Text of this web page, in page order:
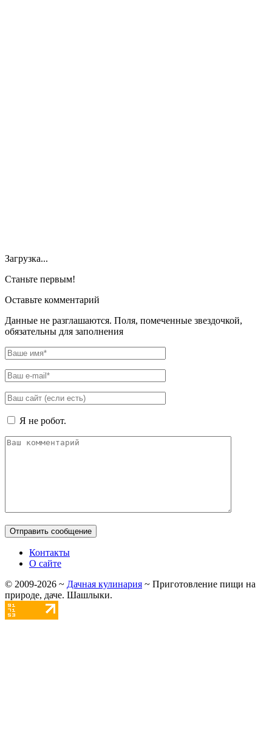
Загрузка...
Станьте первым!
Оставьте комментарий
Данные не разглашаются. Поля, помеченные звездочкой,
обязательны для заполнения
Я не робот.
Контакты
О сайте
© 2009-2026 ~ Дачная кулинария ~ Приготовление пищи на
природе, даче. Шашлыки.